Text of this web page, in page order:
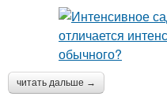
читать дальше →